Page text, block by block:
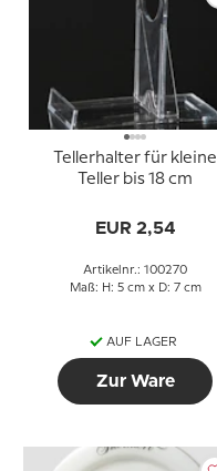
Tellerhalter für kleine
Teller bis 18 cm
EUR 2,54
Artikelnr.: 100270
Maß: H: 5 cm x D: 7 cm
AUF LAGER
Zur Ware